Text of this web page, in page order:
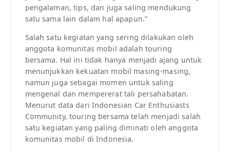
pengalaman, tips, dan juga saling mendukung
satu sama lain dalam hal apapun.”
Salah satu kegiatan yang sering dilakukan oleh
anggota komunitas mobil adalah touring
bersama. Hal ini tidak hanya menjadi ajang untuk
menunjukkan kekuatan mobil masing-masing,
namun juga sebagai momen untuk saling
mengenal dan mempererat tali persahabatan.
Menurut data dari Indonesian Car Enthusiasts
Community, touring bersama telah menjadi salah
satu kegiatan yang paling diminati oleh anggota
komunitas mobil di Indonesia.